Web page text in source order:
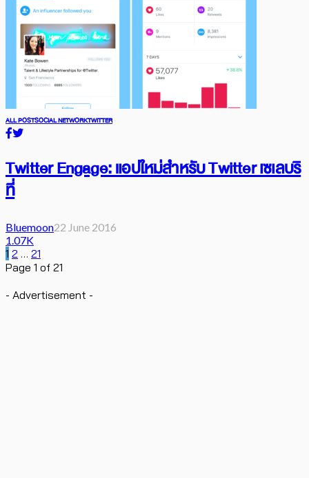
ALL POSTSOCIAL NETWORKTWITTER
Twitter Engage: แอปใหม่สำหรับ Twitter เซเลบริ
ที่
Bluemoon22 June 2016
1.07K
1 2 … 21
Page 1 of 21
- Advertisement -